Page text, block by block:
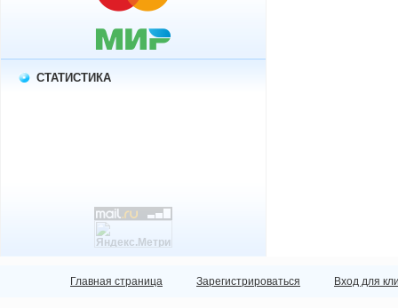
СТАТИСТИКА
Главная страница Зарегистрироваться Вход для